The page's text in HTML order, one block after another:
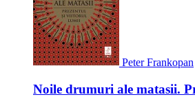
Peter Frankopan
Noile drumuri ale matasii.